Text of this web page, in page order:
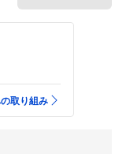
取り組み